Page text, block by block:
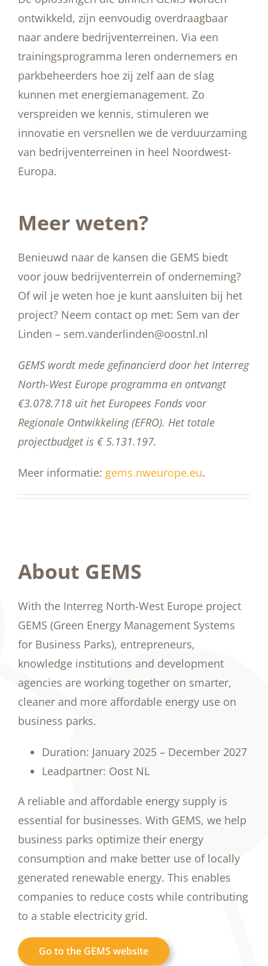
ontwikkeld, zijn eenvoudig overdraagbaar
naar andere bedrijventerreinen. Via een
trainingsprogramma leren ondernemers en
parkbeheerders hoe zij zelf aan de slag
kunnen met energiemanagement. Zo
verspreiden we kennis, stimuleren we
innovatie en versnellen we de verduurzaming
van bedrijventerreinen in heel Noordwest-
Europa.
Meer weten?
Benieuwd naar de kansen die GEMS biedt
voor jouw bedrijventerrein of onderneming?
Of wil je weten hoe je kunt aansluiten bij het
project? Neem contact op met: Sem van der
Linden – sem.vanderlinden@oostnl.nl
GEMS wordt mede gefinancierd door het Interreg
North-West Europe programma en ontvangt
€3.078.718 uit het Europees Fonds voor
Regionale Ontwikkeling (EFRO). Het totale
projectbudget is € 5.131.197.
Meer informatie: gems.nweurope.eu.
About GEMS
With the Interreg North-West Europe project
GEMS (Green Energy Management Systems
for Business Parks), entrepreneurs,
knowledge institutions and development
agencies are working together on smarter,
cleaner and more affordable energy use on
business parks.
Duration: January 2025 – December 2027
Leadpartner: Oost NL
A reliable and affordable energy supply is
essential for businesses. With GEMS, we help
business parks optimize their energy
consumption and make better use of locally
generated renewable energy. This enables
companies to reduce costs while contributing
to a stable electricity grid.
Go to the GEMS website